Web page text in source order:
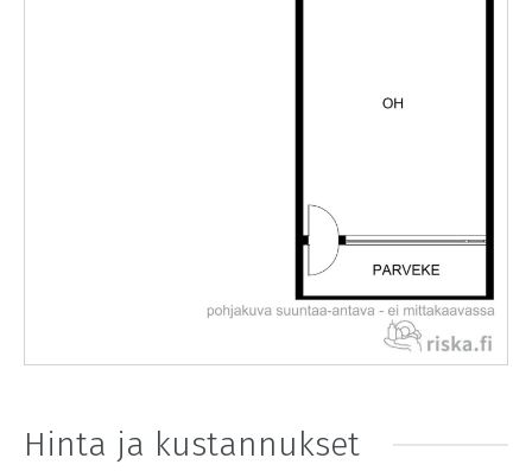
Hinta ja kustannukset